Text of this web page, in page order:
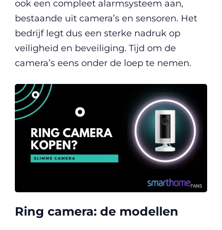
ook een compleet alarmsysteem aan,
bestaande uit camera’s en sensoren. Het
bedrijf legt dus een sterke nadruk op
veiligheid en beveiliging. Tijd om de
camera’s eens onder de loep te nemen.
Ring camera: de modellen